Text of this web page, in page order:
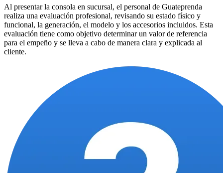
Al presentar la consola en sucursal, el personal de Guateprenda
realiza una evaluación profesional, revisando su estado físico y
funcional, la generación, el modelo y los accesorios incluidos. Esta
evaluación tiene como objetivo determinar un valor de referencia
para el empeño y se lleva a cabo de manera clara y explicada al
cliente.